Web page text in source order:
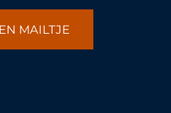
MAILTJE